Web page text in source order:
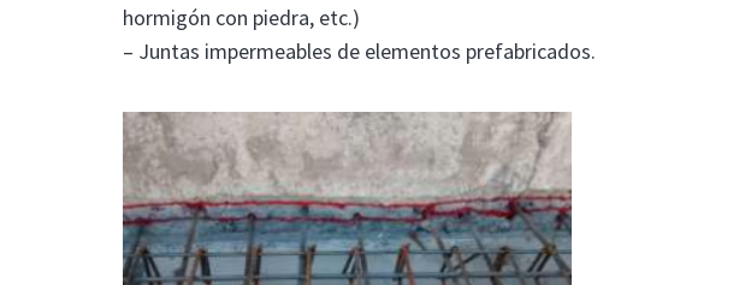
hormigón con piedra, etc.)
– Juntas impermeables de elementos prefabricados.